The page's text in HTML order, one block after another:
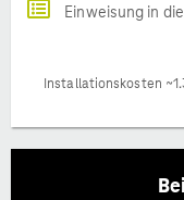
Einweisung in
Installationskosten